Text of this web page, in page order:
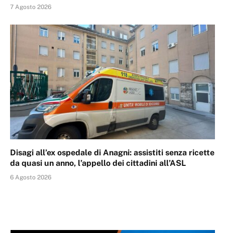
7 Agosto 2026
Disagi all’ex ospedale di Anagni: assistiti senza ricette
da quasi un anno, l’appello dei cittadini all’ASL
6 Agosto 2026